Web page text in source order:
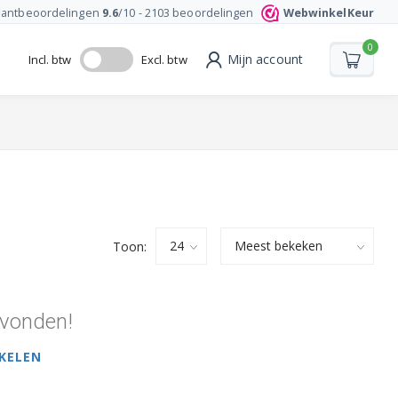
9.6/10 -2103 beoordelingen WebwinkelKeur
Incl. btw Excl. btw Mijn account
0
Toon: